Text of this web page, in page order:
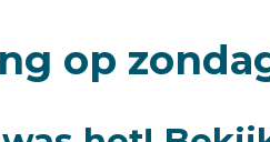
op